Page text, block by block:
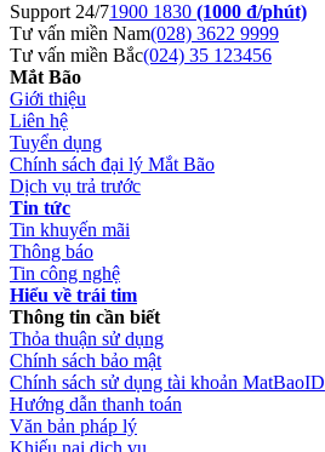
Support 24/71900 1830 (1000 đ/phút)
Tư vấn miền Nam(028) 3622 9999
Tư vấn miền Bắc(024) 35 123456
Mắt Bão
Giới thiệu
Liên hệ
Tuyển dụng
Chính sách đại lý Mắt Bão
Dịch vụ trả trước
Tin tức
Tin khuyến mãi
Thông báo
Tin công nghệ
Hiểu về trái tim
Thông tin cần biết
Thỏa thuận sử dụng
Chính sách bảo mật
Chính sách sử dụng tài khoản MatBaoID
Hướng dẫn thanh toán
Văn bản pháp lý
Khiếu nại dịch vụ